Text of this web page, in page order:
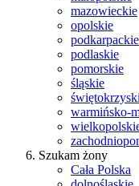
mazowieckie
opolskie
podkarpackie
podlaskie
pomorskie
śląskie
warmińsko-
Szukam żony
Cała Polska